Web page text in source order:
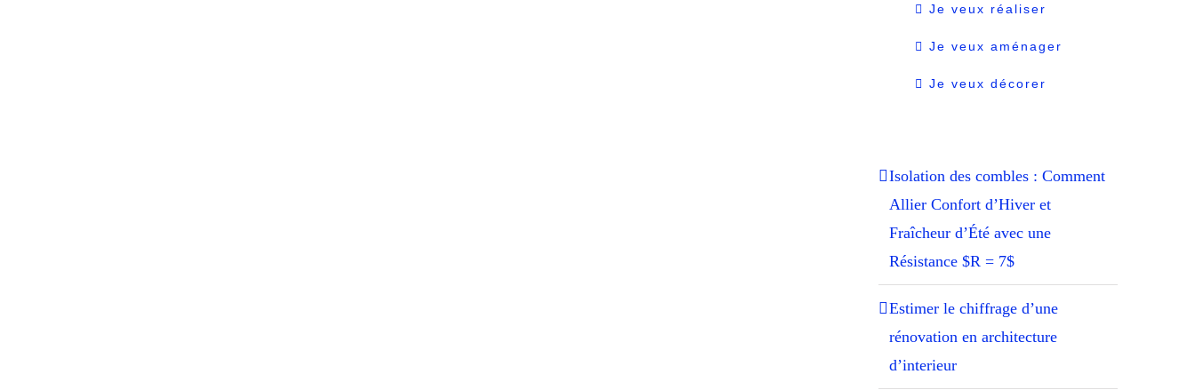
Je veux réaliser
Je veux aménager
Je veux décorer
Isolation des combles : Comment
Allier Confort d’Hiver et
Fraîcheur d’Été avec une
Résistance $R = 7$
Estimer le chiffrage d’une
rénovation en architecture
d’interieur